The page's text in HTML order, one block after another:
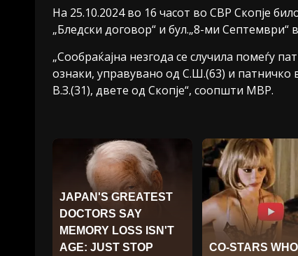
На 25.10.2024 во 16 часот во СВР Скопје
„Бледски договор“ и бул.„8-ми Септември“
„Сообраќајна незгода се случила помеѓу
ознаки, управувано од С.Ш.(63) и патничко
В.З.(31), двете од Скопје“, соопшти МВР.